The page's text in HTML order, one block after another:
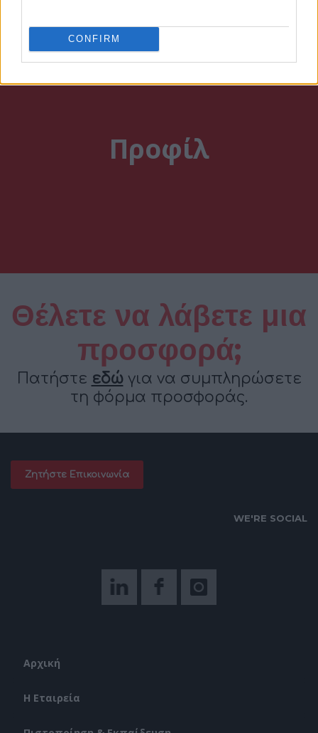
CONFIRM
Προφίλ
Θέλετε να λάβετε μια
προσφορά;
Πατήστε εδώγια να συμπληρώσετε
τη φόρμα προσφοράς.
Ζητήστε Επικοινωνία
WE'RE SOCIAL
Αρχική
Η Εταιρεία